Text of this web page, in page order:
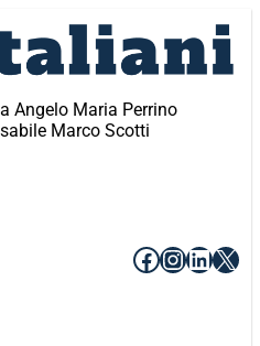
Angelo Maria Perrino
Marco Scotti
Facebook
X